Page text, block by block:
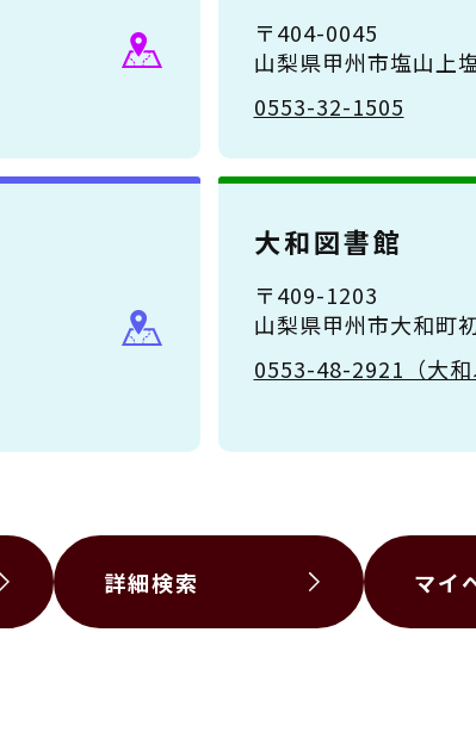
〒404-0045
山梨県甲州市塩山上
0553-32-1505
大和図書館
〒409-1203
山梨県甲州市大和町
0553-48-2921（大
詳細検索 マイ